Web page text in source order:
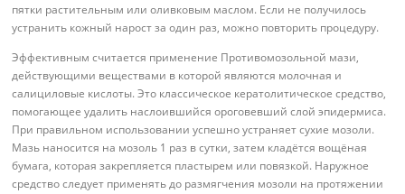
пятки растительным или оливковым маслом. Если не получилось
устранить кожный нарост за один раз, можно повторить процедуру.
Эффективным считается применение Противомозольной мази,
действующими веществами в которой являются молочная и
салициловые кислоты. Это классическое кератолитическое средство,
помогающее удалить наслоившийся ороговевший слой эпидермиса.
При правильном использовании успешно устраняет сухие мозоли.
Мазь наносится на мозоль 1 раз в сутки, затем кладётся вощёная
бумага, которая закрепляется пластырем или повязкой. Наружное
средство следует применять до размягчения мозоли на протяжении